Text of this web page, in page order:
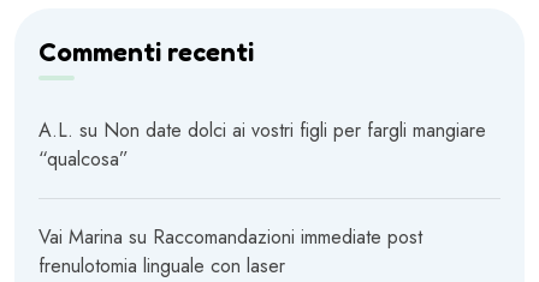
Commenti recenti
A.L. su Non date dolci ai vostri figli per fargli mangiare
“qualcosa”
Vai Marina su Raccomandazioni immediate post
frenulotomia linguale con laser